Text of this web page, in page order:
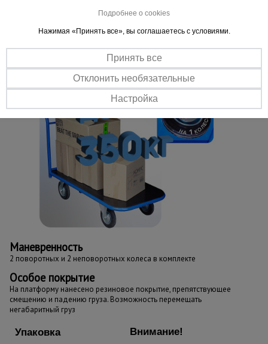
Удобная платформа
Широкая площадка для перемещения грузов различных
габаритов – 600 x 900 мм
Маневренность
2 поворотных и 2 неповоротных колеса в комплекте
Особое покрытие
На платформу нанесено резиновое покрытие, препятствующее
смещению и падению груза. Возможность перемещать
негабаритный груз
Упаковка Внимание!
Подробнее о cookies
Нажимая «Принять все», вы соглашаетесь с условиями.
Принять все
Отклонить необязательные
Настройка